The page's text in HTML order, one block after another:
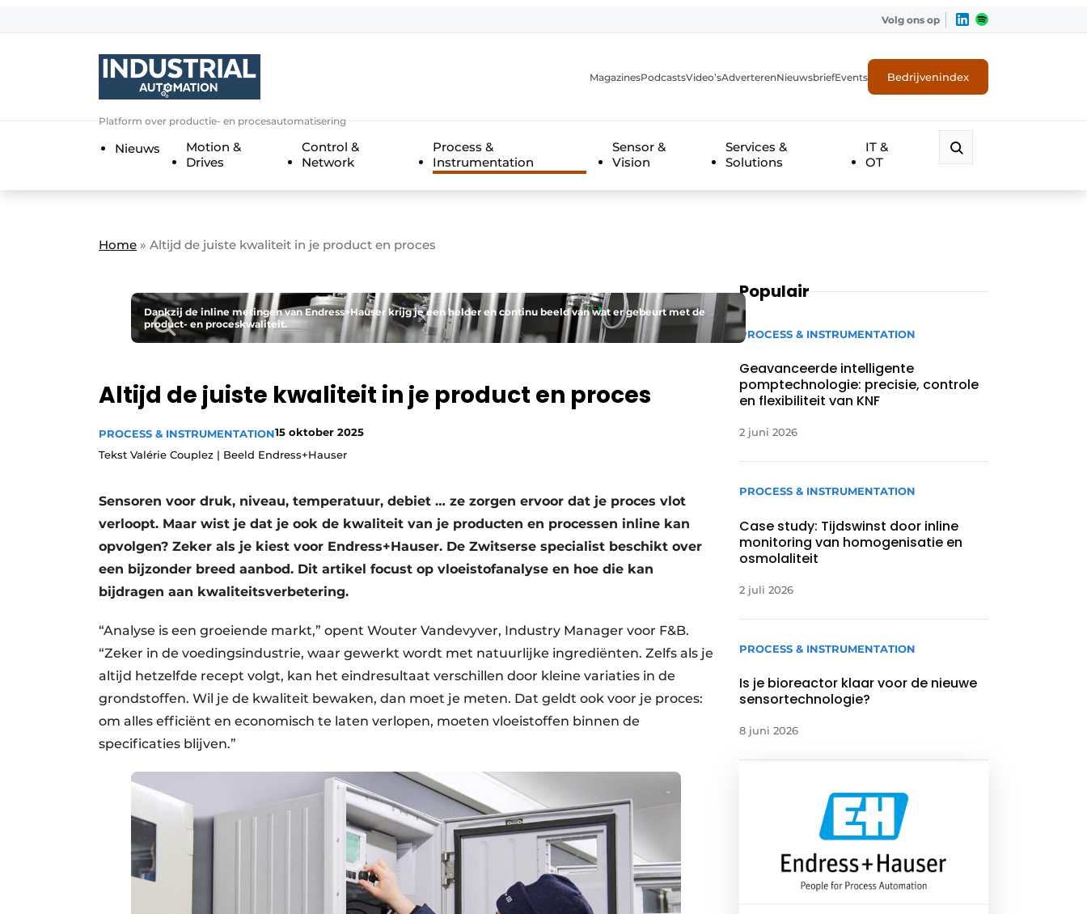
Algemene voorwaarden
Contact
Direct contact
Evenement aanmelden
Meest gelezen
Nieuwsbrief
Vacature aanmelden
Vacatures
Video’s
Volg ons op
Platform over productie- en procesautomatisering
MagazinesPodcastsVideo’sAdverterenNieuwsbriefEvents Bedrijvenindex
Nieuws
Motion &
Drives
Control &
Network
Process &
Instrumentation
Sensor &
Vision
Services &
Solutions
IT &
OT
Home » Altijd de juiste kwaliteit in je product en proces
Dankzij de inline metingen van Endress+Hauser krijg je een helder en continu beeld van wat er gebeurt met de
product- en proceskwaliteit.
Altijd de juiste kwaliteit in je product en proces
PROCESS & INSTRUMENTATION15 oktober 2025
Tekst Valérie Couplez | Beeld Endress+Hauser
Sensoren voor druk, niveau, temperatuur, debiet … ze zorgen ervoor dat je proces vlot
verloopt. Maar wist je dat je ook de kwaliteit van je producten en processen inline kan
opvolgen? Zeker als je kiest voor Endress+Hauser. De Zwitserse specialist beschikt over
een bijzonder breed aanbod. Dit artikel focust op vloeistofanalyse en hoe die kan
bijdragen aan kwaliteitsverbetering.
“Analyse is een groeiende markt,” opent Wouter Vandevyver, Industry Manager voor F&B.
“Zeker in de voedingsindustrie, waar gewerkt wordt met natuurlijke ingrediënten. Zelfs als je
altijd hetzelfde recept volgt, kan het eindresultaat verschillen door kleine variaties in de
grondstoffen. Wil je de kwaliteit bewaken, dan moet je meten. Dat geldt ook voor je proces:
om alles efficiënt en economisch te laten verlopen, moeten vloeistoffen binnen de
specificaties blijven.”
Populair
PROCESS & INSTRUMENTATION
Geavanceerde intelligente
pomptechnologie: precisie, controle
en flexibiliteit van KNF
2 juni 2026
PROCESS & INSTRUMENTATION
Case study: Tijdswinst door inline
monitoring van homogenisatie en
osmolaliteit
2 juli 2026
PROCESS & INSTRUMENTATION
Is je bioreactor klaar voor de nieuwe
sensortechnologie?
8 juni 2026